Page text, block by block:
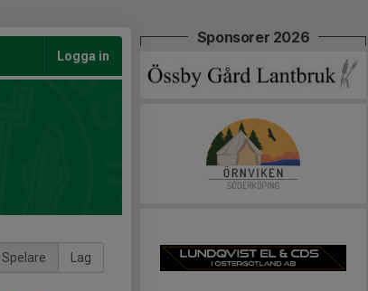
Logga in
Spelare Lag
Sponsorer 2026